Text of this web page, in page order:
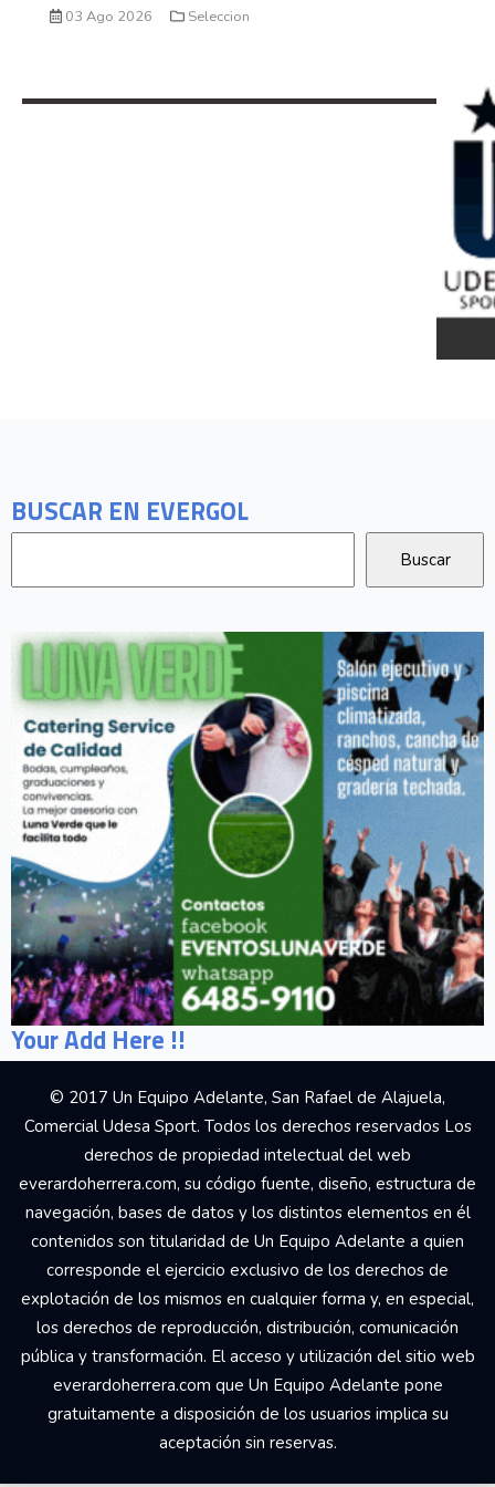
BUSCAR EN EVERGOL
Your Add Here !!
03 Ago 2026 Seleccion
© 2017 Un Equipo Adelante, San Rafael de Alajuela,
Comercial Udesa Sport. Todos los derechos reservados Los
derechos de propiedad intelectual del web
everardoherrera.com, su código fuente, diseño, estructura de
navegación, bases de datos y los distintos elementos en él
contenidos son titularidad de Un Equipo Adelante a quien
corresponde el ejercicio exclusivo de los derechos de
explotación de los mismos en cualquier forma y, en especial,
los derechos de reproducción, distribución, comunicación
pública y transformación. El acceso y utilización del sitio web
everardoherrera.com que Un Equipo Adelante pone
gratuitamente a disposición de los usuarios implica su
aceptación sin reservas.